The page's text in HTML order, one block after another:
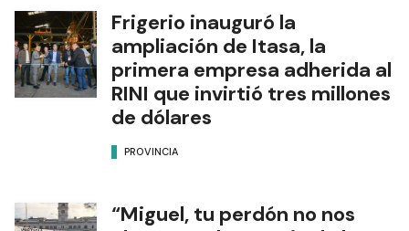
Frigerio inauguró la
ampliación de Itasa, la
primera empresa adherida al
RINI que invirtió tres millones
de dólares
PROVINCIA
“Miguel, tu perdón no nos